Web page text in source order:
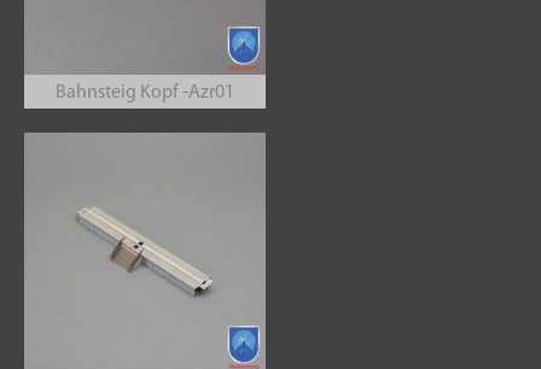
Bahnsteig Kopf -Azr01